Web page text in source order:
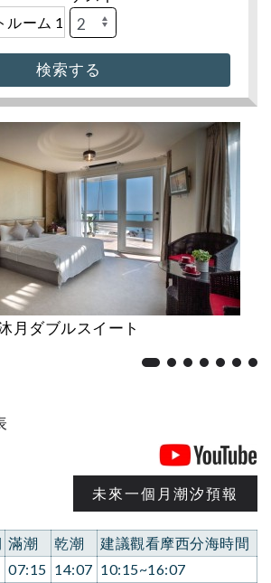
ルーム 1
月ダブルスイート
未來一個月潮汐預報
滿潮 乾潮
建議觀看摩西分海時間
07:15 14:07 10:15~16:07